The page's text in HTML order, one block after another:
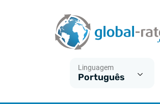
Linguagem
Português
O que é a inflação do IPC?
O que é a inflação do IHPC?
Taxas Euribor históricas
Taxas ESTER históricas
Calculadora de inflação